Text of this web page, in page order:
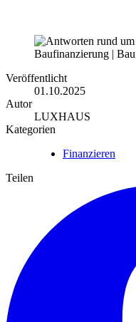
Veröffentlicht
01.10.2025
Autor
LUXHAUS
Kategorien
Finanzieren
Teilen